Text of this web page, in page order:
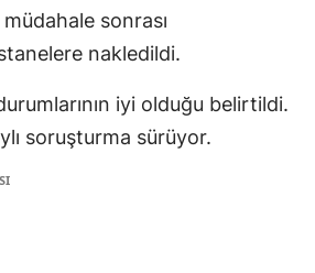
müdahale sonrası
nakledildi.
iyi olduğu belirtildi.
soruşturma sürüyor.